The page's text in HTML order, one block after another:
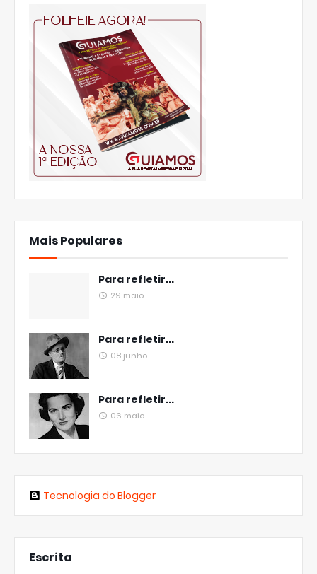
Mais Populares
Para refletir...
29 maio
Para refletir...
08 junho
Para refletir...
06 maio
Tecnologia do Blogger
Escrita